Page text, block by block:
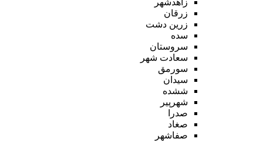
زرقان
زرین دشت
سده
سروستان
سعادت شهر
سورمق
سیدان
ششده
شهرپیر
صدرا
صغاد
صفاشهر